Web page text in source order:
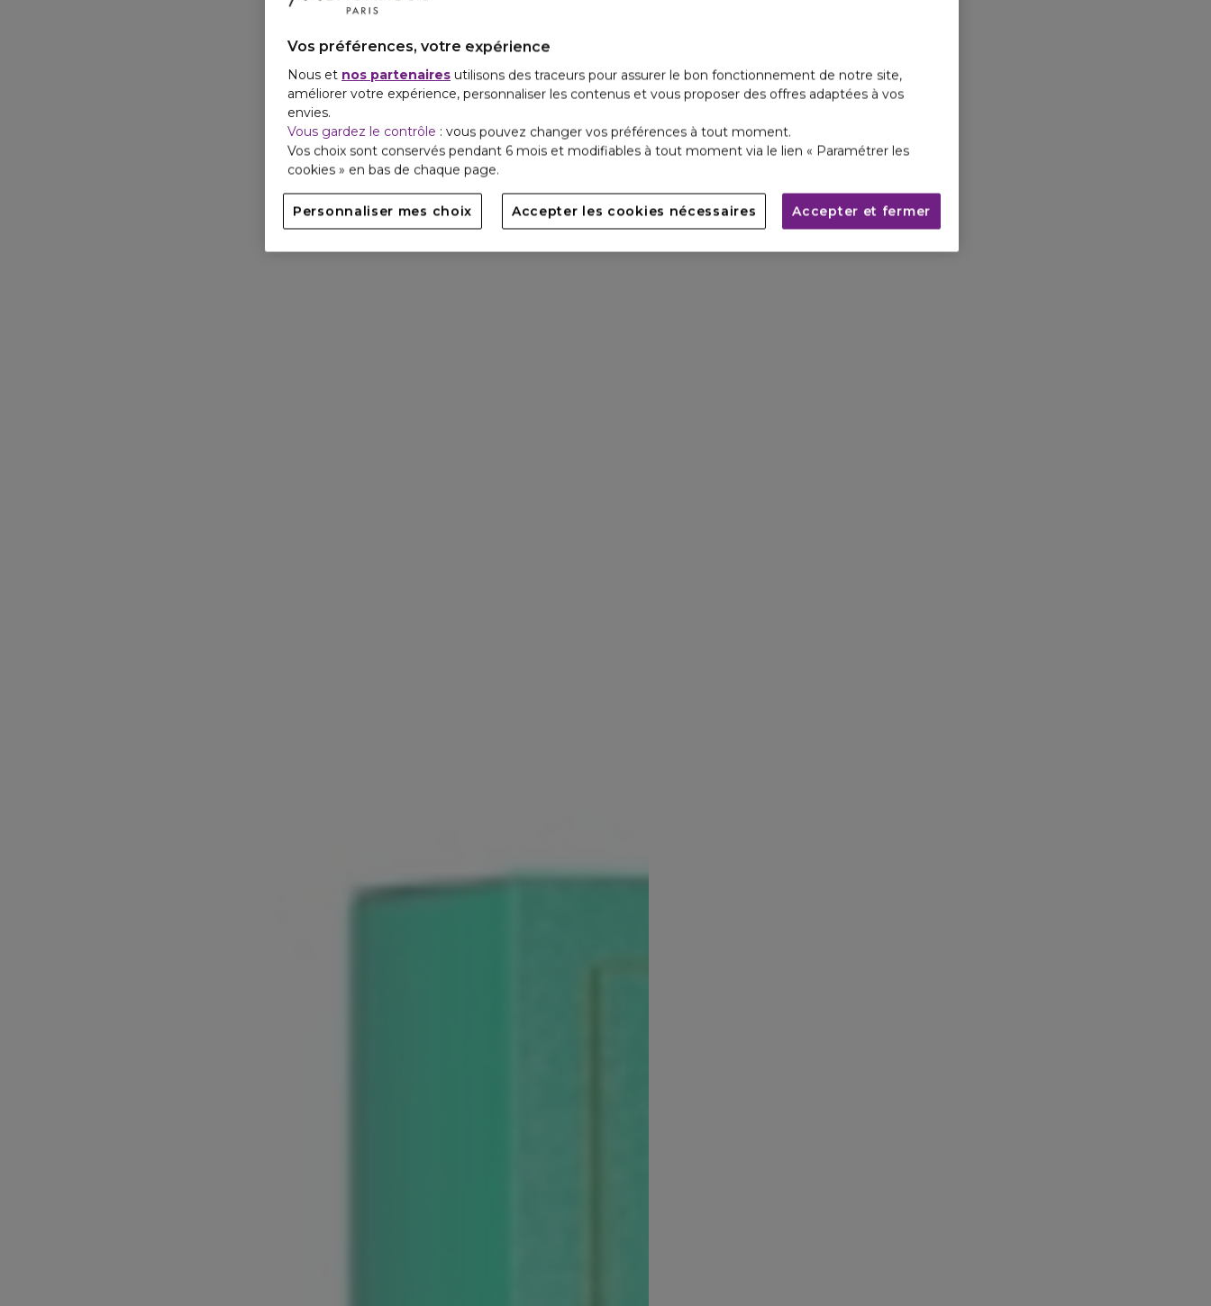
Vos préférences, votre expérience
Nous et nos partenaires utilisons des traceurs pour assurer le bon fonctionnement de notre site,
améliorer votre expérience, personnaliser les contenus et vous proposer des offres adaptées à vos
envies.
Vous gardez le contrôle : vous pouvez changer vos préférences à tout moment.
Vos choix sont conservés pendant 6 mois et modifiables à tout moment via le lien « Paramétrer les
cookies » en bas de chaque page.
Personnaliser mes choix Accepter les cookies nécessaires Accepter et fermer